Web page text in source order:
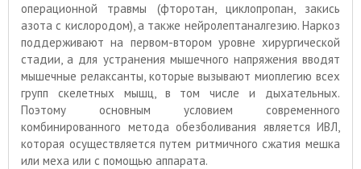
операционной травмы (фторотан, циклопропан, закись
азота с кислородом), а также нейролептаналгезию. Наркоз
поддерживают на первом-втором уровне хирургической
стадии, а для устранения мышечного напряжения вводят
мышечные релаксанты, которые вызывают миоплегию всех
групп скелетных мышц, в том числе и дыхательных.
Поэтому основным условием современного
комбинированного метода обезболивания является ИВЛ,
которая осуществляется путем ритмичного сжатия мешка
или меха или с помощью аппарата.